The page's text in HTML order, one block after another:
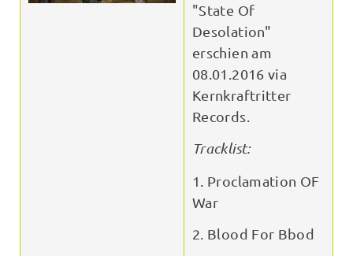
"State Of
Desolation"
erschien am
08.01.2016 via
Kernkraftritter
Records.
Tracklist:
1. Proclamation OF
War
2. Blood For Bbod